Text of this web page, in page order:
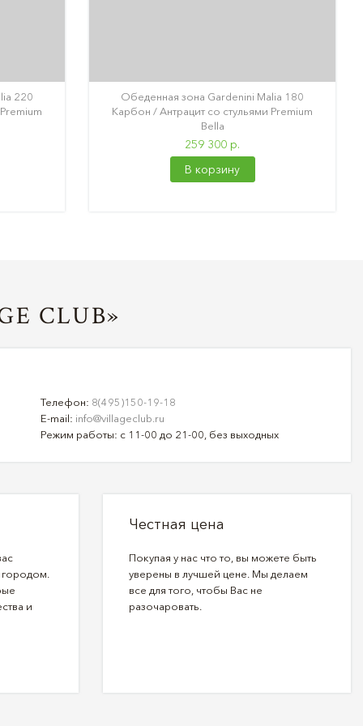
220
Обеденная зона Gardenini Malia 180
Карбон / Антрацит со стульями Premium
Bella
259 300 р.
В корзину
CLUB»
Телефон: 8(495)150-19-18
E-mail: info@villageclub.ru
Режим работы: с 11-00 до 21-00, без выходных
и
Честная цена
Покупая у нас что то, вы можете быть
уверены в лучшей цене. Мы делаем
все для того, чтобы Вас не
разочаровать.